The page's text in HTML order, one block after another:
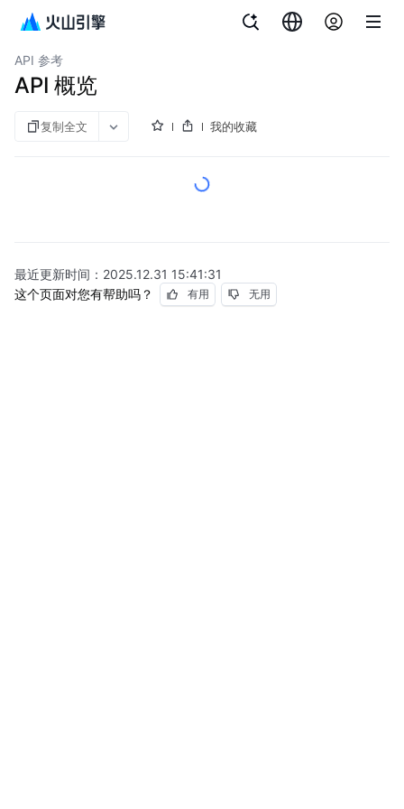
对象存储
API 参考
API 概览
复制全文 我的收藏
最近更新时间： 2025.12.31 15:41:31
这个页面对您有帮助吗？
有用 无用